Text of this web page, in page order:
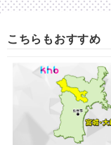
こちらもおすすめ